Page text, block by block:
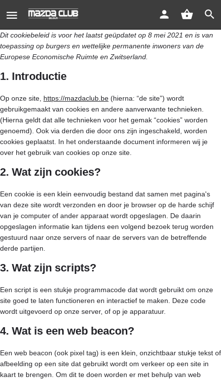
Dit cookiebeleid is voor het laatst geüpdatet op 8 mei 2021 en is van
toepassing op burgers en wettelijke permanente inwoners van de
Europese Economische Ruimte en Zwitserland.
1. Introductie
Op onze site, https://mazdaclub.be (hierna: “de site”) wordt
gebruikgemaakt van cookies en andere aanverwante technieken.
(Hierna geldt dat alle technieken voor het gemak “cookies” worden
genoemd). Ook via derden die door ons zijn ingeschakeld, worden
cookies geplaatst. In het onderstaande document informeren wij je
over het gebruik van cookies op onze site.
2. Wat zijn cookies?
Een cookie is een klein eenvoudig bestand dat samen met pagina's
van deze site wordt verzonden en door je browser op de harde schijf
van je computer of ander apparaat wordt opgeslagen. De daarin
opgeslagen informatie kan tijdens een volgend bezoek terug worden
gestuurd naar onze servers of naar de servers van de betreffende
derde partijen.
3. Wat zijn scripts?
Een script is een stukje programmacode dat wordt gebruikt om onze
site goed te laten functioneren en interactief te maken. Deze code
wordt uitgevoerd op onze server, of op je apparatuur.
4. Wat is een web beacon?
Een web beacon (ook pixel tag) is een klein, onzichtbaar stukje tekst of
afbeelding op een site dat gebruikt wordt om verkeer op een site in
kaart te brengen. Om dit te doen worden er met behulp van web